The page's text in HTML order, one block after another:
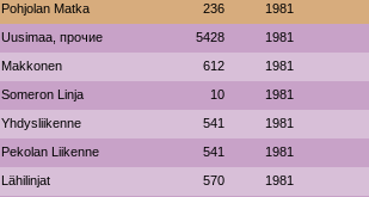
Pohjolan Matka 236 1981
Uusimaa, прочие 5428 1981
Makkonen 612 1981
Someron Linja 10 1981
Yhdysliikenne 541 1981
Pekolan Liikenne 541 1981
Lähilinjat 570 1981